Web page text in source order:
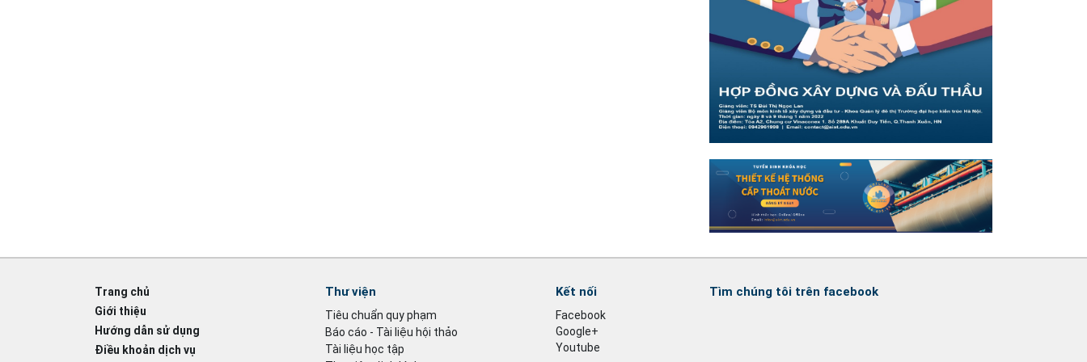
Trang chủ
Giới thiệu
Hướng dẫn sử dụng
Điều khoản dịch vụ
Thư viện
Tiêu chuẩn quy phạm
Báo cáo - Tài liệu hội thảo
Tài liệu học tập
Kết nối
Facebook
Google+
Youtube
Tìm chúng tôi trên facebook